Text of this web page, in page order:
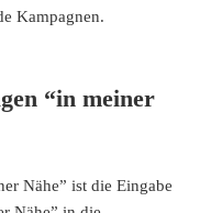
Kampagnen.
“in meiner
Nähe” ist die Eingabe